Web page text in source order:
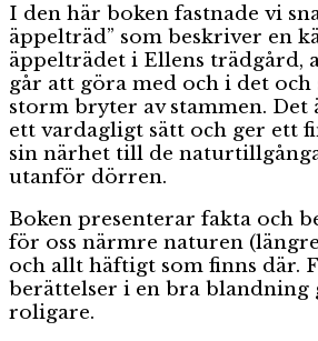
I den här boken fastnade vi
äppelträd” som beskriver en
äppelträdet i Ellens trädgård,
går att göra med och i det och
storm bryter av stammen. Det
ett vardagligt sätt och ger ett
sin närhet till de
utanför dörren.
Boken presenterar fakta och
för oss närmre naturen
och allt häftigt som finns där.
berättelser i en bra blandning
roligare.